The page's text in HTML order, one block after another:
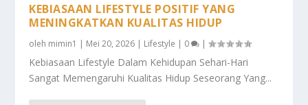
KEBIASAAN LIFESTYLE POSITIF YANG
MENINGKATKAN KUALITAS HIDUP
oleh mimin1 | Mei 20, 2026 | Lifestyle | 0 |
Kebiasaan Lifestyle Dalam Kehidupan Sehari-Hari
Sangat Memengaruhi Kualitas Hidup Seseorang Yang...